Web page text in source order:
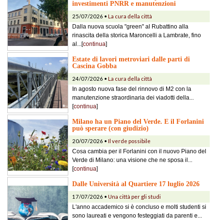
investimenti PNRR e manutenzioni
25/07/2026 • La cura della città
Dalla nuova scuola "green" al Rubattino alla
rinascita della storica Maroncelli a Lambrate, fino
al...[continua]
Estate di lavori metroviari dalle parti di
Cascina Gobba
24/07/2026 • La cura della città
In agosto nuova fase del rinnovo di M2 con la
manutenzione straordinaria dei viadotti della...
[continua]
Milano ha un Piano del Verde. E il Forlanini
può sperare (con giudizio)
20/07/2026 • Il verde possibile
Cosa cambia per il Forlanini con il nuovo Piano del
Verde di Milano: una visione che ne sposa il...
[continua]
Dalle Università al Quartiere 17 luglio 2026
17/07/2026 • Una città per gli studi
L'anno accademico si è concluso e molti studenti si
sono laureati e vengono festeggiati da parenti e...